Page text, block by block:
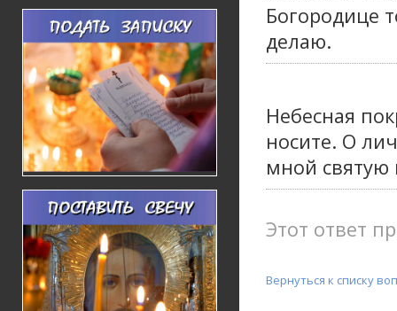
Богородице
делаю.
Небесная
носите. О
мной
Этот ответ
Вернуться к списку